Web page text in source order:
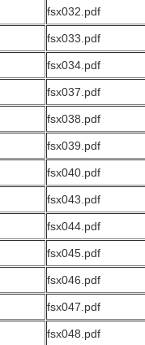
fsx032.pdf
fsx033.pdf
fsx034.pdf
fsx037.pdf
fsx038.pdf
fsx039.pdf
fsx040.pdf
fsx043.pdf
fsx044.pdf
fsx045.pdf
fsx046.pdf
fsx047.pdf
fsx048.pdf